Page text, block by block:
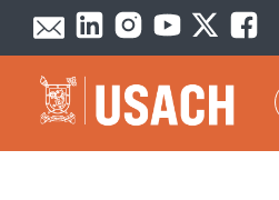
Pasar al contenido principal